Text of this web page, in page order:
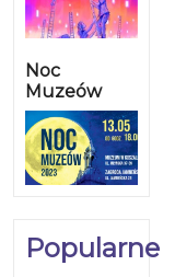
Noc
Muzeów
Popularne